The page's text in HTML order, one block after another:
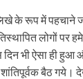
के रूप में पहचाने
लोगों पर
भी ऐसा ही हुआ
शांतिपूर्वक बैठ